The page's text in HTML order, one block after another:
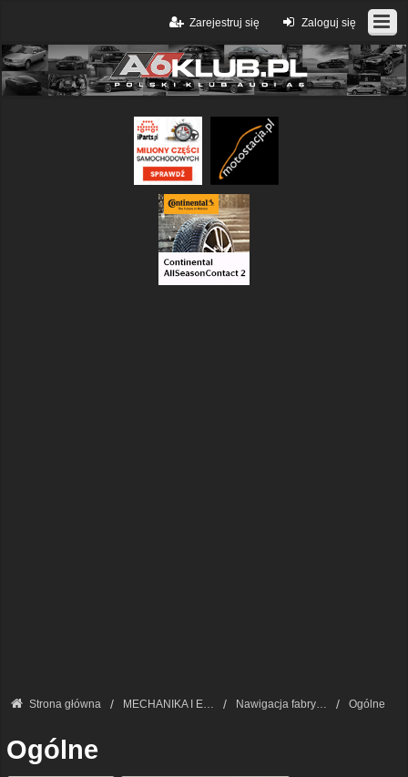
Zaloguj się
Zarejestruj się
Strona główna MECHANIKA I ELEKTRONIKA — FORUM TECHNICZNE Nawigacja fabryczna Ogólne
Ogólne